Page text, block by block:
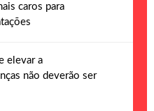
caros para
elevar a
não deverão ser